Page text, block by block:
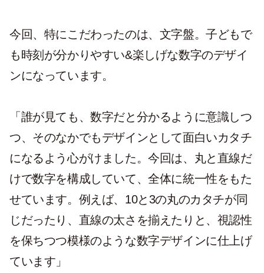
今回、特にこだわったのは、文字盤。子どもで
も時刻が分かりやすい&楽しげな数字のデザイ
ンになっています。
「誰が見ても、数字だと分かるように意識しつ
つ、そのなかでもデザインとして面白いカタチ
になるよう心がけました。今回は、丸と直線だ
けで数字を構成していて、全体に統一性をもた
せています。例えば、10と3の丸のカタチが同
じだったり、直線の太さを揃えたりと、視認性
を保ちつつ模様のような数字デザインに仕上げ
ています」